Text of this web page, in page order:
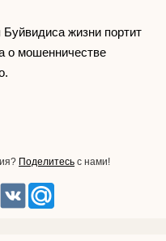
жизни портит
о мошенничестве
Поделитесь с нами!